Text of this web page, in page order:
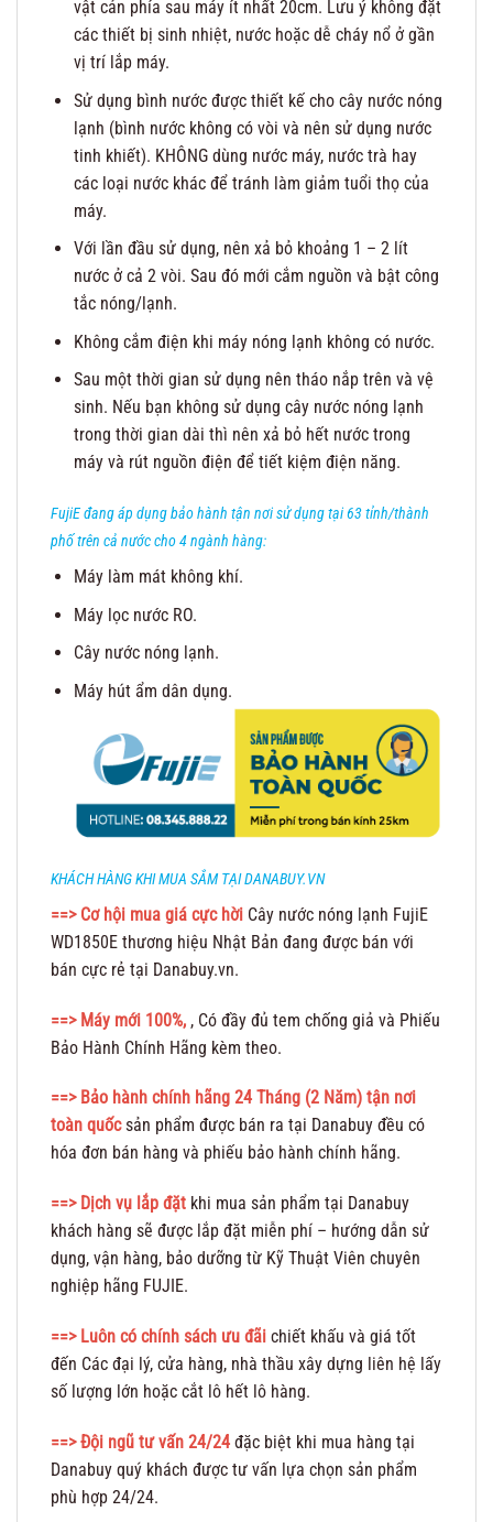
vật cản phía sau máy ít nhất 20cm. Lưu ý không đặt
các thiết bị sinh nhiệt, nước hoặc dễ cháy nổ ở gần
vị trí lắp máy.
Sử dụng bình nước được thiết kế cho cây nước nóng
lạnh (bình nước không có vòi và nên sử dụng nước
tinh khiết). KHÔNG dùng nước máy, nước trà hay
các loại nước khác để tránh làm giảm tuổi thọ của
máy.
Với lần đầu sử dụng, nên xả bỏ khoảng 1 – 2 lít
nước ở cả 2 vòi. Sau đó mới cắm nguồn và bật công
tắc nóng/lạnh.
Không cắm điện khi máy nóng lạnh không có nước.
Sau một thời gian sử dụng nên tháo nắp trên và vệ
sinh. Nếu bạn không sử dụng cây nước nóng lạnh
trong thời gian dài thì nên xả bỏ hết nước trong
máy và rút nguồn điện để tiết kiệm điện năng.
FujiE đang áp dụng bảo hành tận nơi sử dụng tại 63 tỉnh/thành
phố trên cả nước cho 4 ngành hàng:
Máy làm mát không khí.
Máy lọc nước RO.
Cây nước nóng lạnh.
Máy hút ẩm dân dụng.
KHÁCH HÀNG KHI MUA SẮM TẠI DANABUY.VN
==> Cơ hội mua giá cực hời Cây nước nóng lạnh FujiE
WD1850E thương hiệu Nhật Bản đang được bán với
bán cực rẻ tại Danabuy.vn.
==> Máy mới 100%, , Có đầy đủ tem chống giả và Phiếu
Bảo Hành Chính Hãng kèm theo.
==> Bảo hành chính hãng 24 Tháng (2 Năm) tận nơi
toàn quốcsản phẩm được bán ra tại Danabuy đều có
hóa đơn bán hàng và phiếu bảo hành chính hãng.
==> Dịch vụ lắp đặt khi mua sản phẩm tại Danabuy
khách hàng sẽ được lắp đặt miễn phí – hướng dẫn sử
dụng, vận hàng, bảo dưỡng từ Kỹ Thuật Viên chuyên
nghiệp hãng FUJIE.
==> Luôn có chính sách ưu đãi chiết khấu và giá tốt
đến Các đại lý, cửa hàng, nhà thầu xây dựng liên hệ lấy
số lượng lớn hoặc cắt lô hết lô hàng.
==> Đội ngũ tư vấn 24/24 đặc biệt khi mua hàng tại
Danabuy quý khách được tư vấn lựa chọn sản phẩm
phù hợp 24/24.